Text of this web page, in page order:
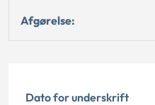
Afgørelse:
Dato for underskrift